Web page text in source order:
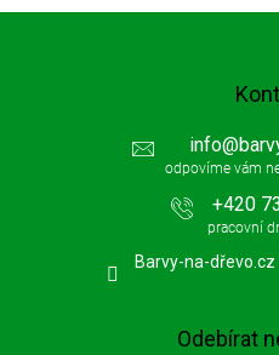
info@
+420
Barvy-na-dřevo.cz
Odebírat